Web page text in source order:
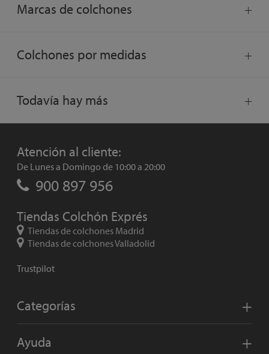
Marcas de colchones
Colchones por medidas
Todavía hay más
Atención al cliente:
De Lunes a Domingo de 10:00 a 20:00
900 897 956
Tiendas Colchón Exprés
Tiendas de colchones Madrid
Tiendas de colchones Valladolid
Trustpilot
Categorías
Ayuda